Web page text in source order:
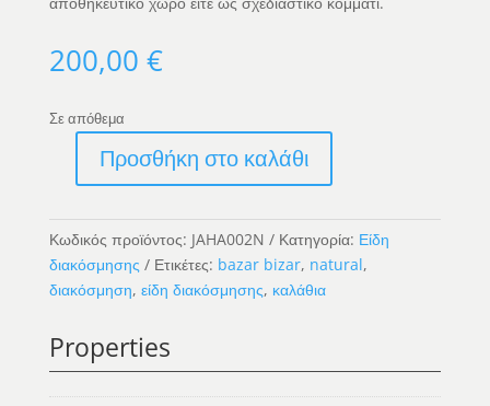
200,00 €
Σε απόθεμα
Basket
ποσότητα
Προσθήκη στο καλάθι
Κωδικός προϊόντος: JAHA002N Κατηγορία: Είδη
διακόσμησης
Ετικέτες: bazar bizar, natural,
διακόσμηση, είδη διακόσμησης, καλάθια
Properties